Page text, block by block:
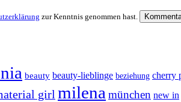
zur Kenntnis genommen hast.
beauty beauty-lieblinge beziehung cherry
girl milena münchen new in